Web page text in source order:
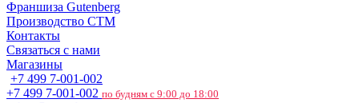
Франшиза Gutenberg
Производство СТМ
Контакты
Связаться с нами
Магазины
+7 499 7-001-002
+7 499 7-001-002 по будням с 9:00 до 18:00